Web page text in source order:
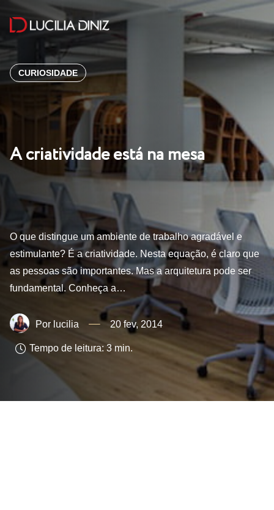
CURIOSIDADE
A criatividade está na mesa
O que distingue um ambiente de trabalho agradável e
estimulante? É a criatividade. Nesta equação, é claro que
as pessoas são importantes. Mas a arquitetura pode ser
fundamental. Conheça a…
lucilia 20 fev, 2014
Tempo de leitura: 3 min.